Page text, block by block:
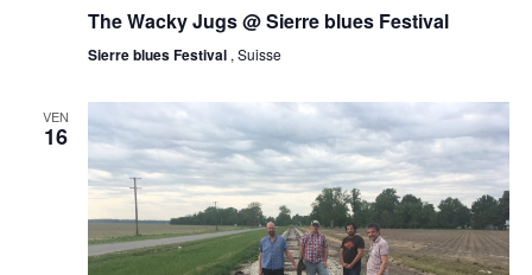
The Wacky Jugs @ Sierre blues Festival
Sierre blues Festival , Suisse
VEN
16